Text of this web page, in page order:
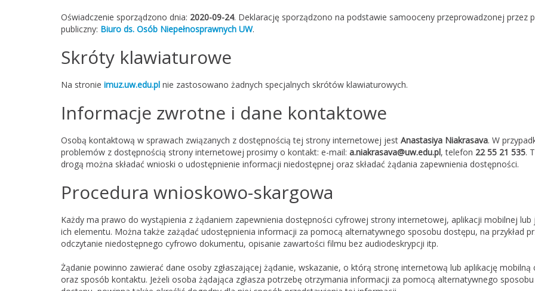
Oświadczenie sporządzono dnia: 2020-09-24. Deklarację sporządzono na podstawie samooceny przeprowadzonej przez
publiczny: Biuro ds. Osób Niepełnosprawnych UW.
Skróty klawiaturowe
Na stronie imuz.uw.edu.pl nie zastosowano żadnych specjalnych skrótów klawiaturowych.
Informacje zwrotne i dane kontaktowe
Osobą kontaktową w sprawach związanych z dostępnością tej strony internetowej jest Anastasiya Niakrasava. W
problemów z dostępnością strony internetowej prosimy o kontakt: e-mail: a.niakrasava@uw.edu.pl, telefon 22 55 21 535.
drogą można składać wnioski o udostępnienie informacji niedostępnej oraz składać żądania zapewnienia dostępności.
Procedura wnioskowo-skargowa
Każdy ma prawo do wystąpienia z żądaniem zapewnienia dostępności cyfrowej strony internetowej, aplikacji mobilnej lub
ich elementu. Można także zażądać udostępnienia informacji za pomocą alternatywnego sposobu dostępu, na przykład
odczytanie niedostępnego cyfrowo dokumentu, opisanie zawartości filmu bez audiodeskrypcji itp.
Żądanie powinno zawierać dane osoby zgłaszającej żądanie, wskazanie, o którą stronę internetową lub aplikację mobilną
oraz sposób kontaktu. Jeżeli osoba żądająca zgłasza potrzebę otrzymania informacji za pomocą alternatywnego sposobu